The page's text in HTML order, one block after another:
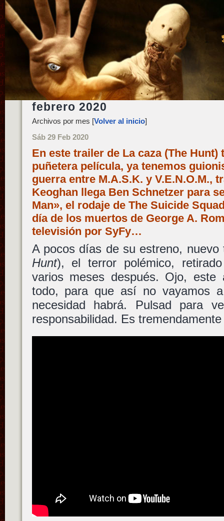
febrero 2020
Archivos por mes [Volver al inicio]
Sáb 29 Feb 2020
En este trailer de La caza (The Hunt)
puñetera película, ya tenemos
guerra entre M.A.S.K. y V.E.N.O.M.,
Keoghan llega Ben Schnetzer para
Man», el rodaje de The Suicide
día de los muertos de George A.
televisión por SyFy…
A pocos días de su estreno,
Hunt), el terror polémico,
varios meses después. Ojo, este
todo, para que así no vayamos
necesidad habrá. Pulsad para
responsabilidad. Es